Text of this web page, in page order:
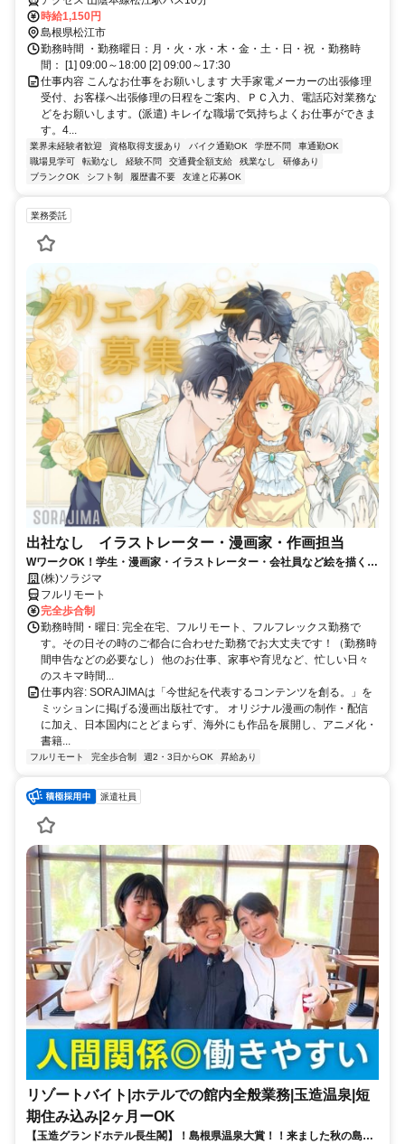
時給1,150円
島根県松江市
勤務時間 ・勤務曜日：月・火・水・木・金・土・日・祝 ・勤務時
間： [1] 09:00～18:00 [2] 09:00～17:30
仕事内容 こんなお仕事をお願いします 大手家電メーカーの出張修理
受付、お客様へ出張修理の日程をご案内、ＰＣ入力、電話応対業務な
どをお願いします。(派遣) キレイな職場で気持ちよくお仕事ができま
す。4...
業界未経験者歓迎 資格取得支援あり バイク通勤OK 学歴不問
車通勤OK
職場見学可
転勤なし 経験不問 交通費全額支給 残業なし
研修あり
ブランクOK
シフト制 履歴書不要 友達と応募OK
業務委託
出社なし イラストレーター・漫画家・作画担当
WワークOK！学生・漫画家・イラストレーター・会社員など絵を描くこ
とがお好きな方を大募集！！
(株)ソラジマ
フルリモート
完全歩合制
勤務時間・曜日: 完全在宅、フルリモート、フルフレックス勤務で
す。その日その時のご都合に合わせた勤務でお大丈夫です！（勤務時
間申告などの必要なし） 他のお仕事、家事や育児など、忙しい日々
のスキマ時間...
仕事内容: SORAJIMAは「今世紀を代表するコンテンツを創る。」を
ミッションに掲げる漫画出版社です。 オリジナル漫画の制作・配信
に加え、日本国内にとどまらず、海外にも作品を展開し、アニメ化・
書籍...
フルリモート 完全歩合制 週2・3日からOK 昇給あり
派遣社員
リゾートバイト|ホテルでの館内全般業務|玉造温泉|短
期住み込み|2ヶ月ーOK
【玉造グランドホテル長生閣】！島根県温泉大賞！！来ました秋の島